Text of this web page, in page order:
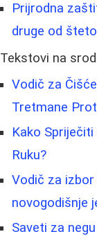
Prijrodna
druge od
Tekstovi na
Vodič za
Tretmane
Kako
Ruku?
Vodič za
novogodišnje
Saveti za